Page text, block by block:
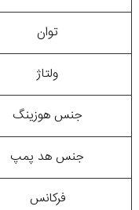
توان
ولتاژ
جنس هوزینگ
جنس هد پمپ
فرکانس